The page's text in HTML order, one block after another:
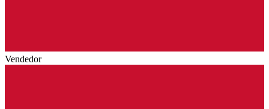
Vendedor